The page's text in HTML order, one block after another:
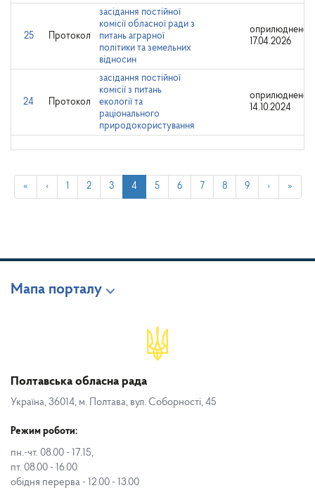
25 Протокол
засідання постійної
комісії обласної ради з
питань аграрної
політики та земельних
відносин
оприлюднено:
17.04.2026
24 Протокол
засідання постійної
комісії з питань
екології та
раціонального
природокористування
оприлюднено:
14.10.2024
« ‹ 2 3 4 5 6 7 8 9 › »
Мапа порталу
Полтавська обласна рада
Україна, 36014, м. Полтава, вул. Соборності, 45
Режим роботи:
пн.-чт. 08.00 - 17.15,
пт. 08.00 - 16.00
обідня перерва - 12.00 - 13.00